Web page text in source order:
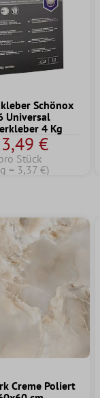
Schönox
Universal
4 Kg
€
Stück
= 3,37 €)
Creme Poliert